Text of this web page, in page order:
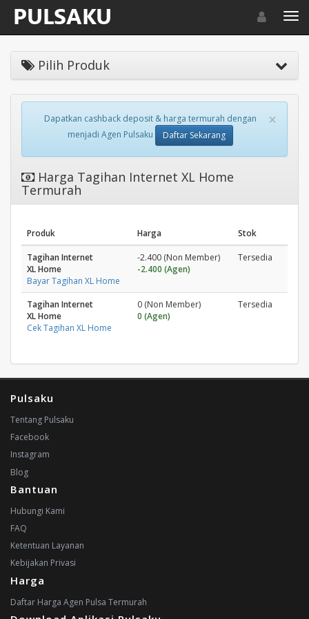
Toggle
Pilih Produk
×
Dapatkan cashback deposit & harga termurah dengan
menjadi Agen Pulsaku
Daftar Sekarang
Harga Tagihan Internet XL Home
Termurah
Produk Harga Stok
Tagihan Internet
XL Home
Bayar Tagihan XL Home
-2.400 (Non Member)
-2.400 (Agen)
Tersedia
Tagihan Internet
XL Home
Cek Tagihan XL Home
0 (Non Member)
0 (Agen)
Tersedia
Pulsaku
Tentang Pulsaku
Facebook
Instagram
Blog
Bantuan
Hubungi Kami
FAQ
Ketentuan Layanan
Kebijakan Privasi
Harga
Daftar Harga Agen Pulsa Termurah